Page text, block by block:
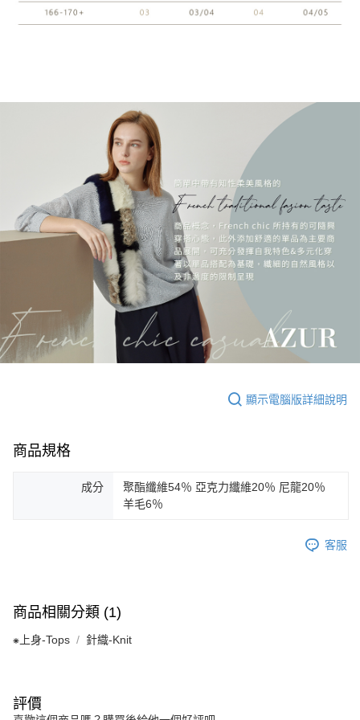
顯示電腦版詳細說明
商品規格
成分
聚酯纖維54％ 亞克力纖維20％ 尼龍20％
羊毛6％
客服
商品相關分類 (1)
⁕上身-Tops 針織-Knit
評價